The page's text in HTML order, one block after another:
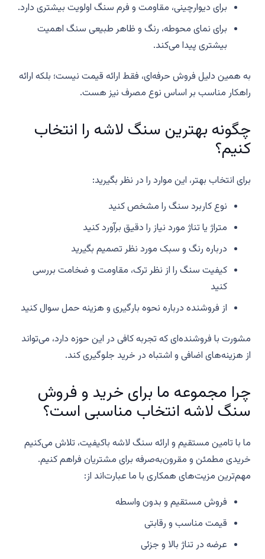
برای دیوارچینی، مقاومت و فرم سنگ اولویت بیشتری دارد.
برای نمای محوطه، رنگ و ظاهر طبیعی سنگ اهمیت
بیشتری پیدا می‌کند.
به همین دلیل فروش حرفه‌ای، فقط ارائه قیمت نیست؛ بلکه ارائه
راهکار مناسب بر اساس نوع مصرف نیز هست.
چگونه بهترین سنگ لاشه را انتخاب
کنیم؟
برای انتخاب بهتر، این موارد را در نظر بگیرید:
نوع کاربرد سنگ را مشخص کنید
متراژ یا تناژ مورد نیاز را دقیق برآورد کنید
درباره رنگ و سبک مورد نظر تصمیم بگیرید
کیفیت سنگ را از نظر ترک، مقاومت و ضخامت بررسی
کنید
از فروشنده درباره نحوه بارگیری و هزینه حمل سوال کنید
مشورت با فروشنده‌ای که تجربه کافی در این حوزه دارد، می‌تواند
از هزینه‌های اضافی و اشتباه در خرید جلوگیری کند.
چرا مجموعه ما برای خرید و فروش
سنگ لاشه انتخاب مناسبی است؟
ما با تامین مستقیم و ارائه سنگ لاشه باکیفیت، تلاش می‌کنیم
خریدی مطمئن و مقرون‌به‌صرفه برای مشتریان فراهم کنیم.
مهم‌ترین مزیت‌های همکاری با ما عبارت‌اند از:
فروش مستقیم و بدون واسطه
قیمت مناسب و رقابتی
عرضه در تناژ بالا و جزئی